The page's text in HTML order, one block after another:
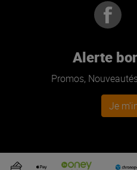
Alerte
Promos,
Je